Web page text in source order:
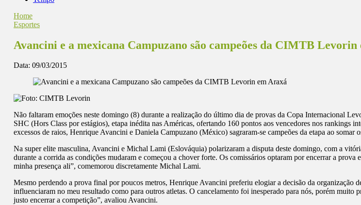
Home
Esportes
Avancini e a mexicana Campuzano são campeões da CIMTB Levorin
Data: 09/03/2015
Não faltaram emoções neste domingo (8) durante a realização do último dia de provas da Copa Internacional
SHC (Hors Class por estágios), etapa inédita nas Américas, ofertando 160 pontos aos vencedores nos rankings
excessos de raios, Henrique Avancini e Daniela Campuzano (México) sagraram-se campeões da etapa ao somar
Na super elite masculina, Avancini e Michal Lami (Eslováquia) polarizaram a disputa deste domingo, com a
durante a corrida as condições mudaram e começou a chover forte. Os comissários optaram por encerrar a
minha presença ali”, comemorou discretamente Michal Lami.
Mesmo perdendo a prova final por poucos metros, Henrique Avancini preferiu elogiar a decisão da organização
influenciaram no meu resultado como para outros atletas. O cancelamento foi inesperado para nós, porém
justo encerrar a competição”, avaliou Avancini.